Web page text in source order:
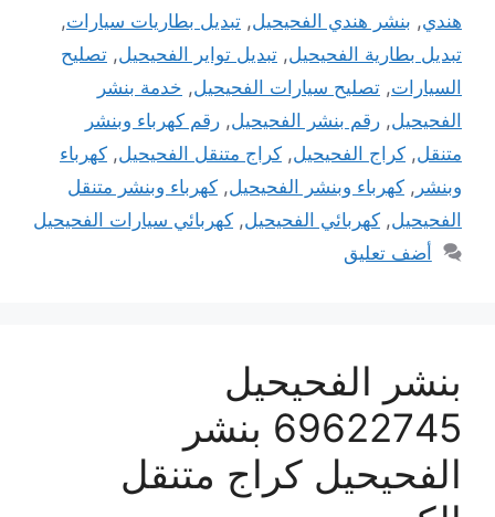
هندي, بنشر هندي الفحيحيل, تبديل بطاريات سيارات,
تبديل بطارية الفحيحيل, تبديل تواير الفحيحيل, تصليح
السيارات, تصليح سيارات الفحيحيل, خدمة بنشر
الفحيحيل, رقم بنشر الفحيحيل, رقم كهرباء وبنشر
متنقل, كراج الفحيحيل, كراج متنقل الفحيحيل, كهرباء
وبنشر , كهرباء وبنشر الفحيحيل, كهرباء وبنشر متنقل
الفحيحيل, كهربائي الفحيحيل, كهربائي سيارات الفحيحيل
أضف تعليق
بنشر الفحيحيل
69622745 بنشر
الفحيحيل كراج متنقل